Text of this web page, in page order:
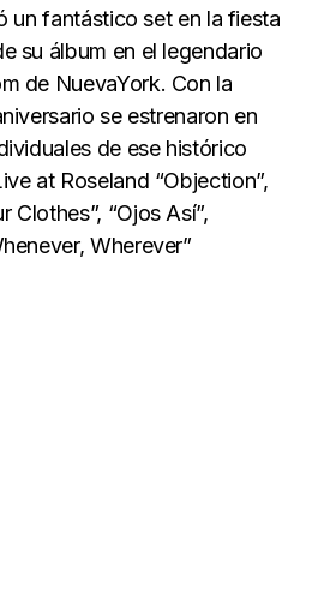
un fantástico set en la fiesta
su álbum en el legendario
de NuevaYork. Con la
se estrenaron en
de ese histórico
at Roseland “Objection”,
Clothes”, “Ojos Así”,
Wherever”